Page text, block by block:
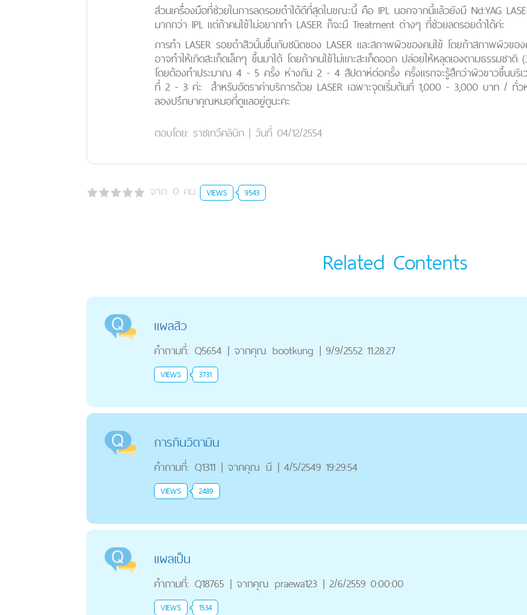
ส่วนเครื่องมือที่ช่วยในการลดรอยดำได้ดีที่สุดในขณะนี้ คือ IPL นอกจากนี้แล้วยังมี Nd:YAG
มากกว่า IPL แต่ถ้าคนไข้ไม่อยากทำ LASER ก็จะมี Treatment ต่างๆ ที่ช่วยลดรอยดำได้ค่ะ
การทำ LASER รอยดำสิวนั้นขึ้นกับชนิดของ LASER และสภาพผิวของคนไข้ โดยถ้าสภาพผิวขอ
อาจทำให้เกิดสะเก็ดเล็กๆ ขึ้นมาได้ โดยถ้าคนไข้ไม่แกะสะเก็ดออก ปล่อยให้หลุดเองตามธรรมชา
โดยต้องทำประมาณ 4 - 5 ครั้ง ห่างกัน 2 - 4 สัปดาห์ต่อครั้ง ครั้งแรกจะรู้สึกว่าผิวขาวขึ้นบริเ
ที่ 2 - 3 ค่ะ สำหรับอัตราค่าบริการด้วย LASER เฉพาะจุดเริ่มต้นที่ 1,000 - 3,000 บาท / ทั่
ลองปรึกษาคุณหมอที่ดูแลอยู่ดูนะคะ
ตอบโดย: ราชเทวีคลินิก | วันที่ 04/12/2554
จาก: 0 คน VIEWS 9543
Related Contents
แผลสิว
คำถามที่: Q5654 | จากคุณ bootkung | 9/9/2552 11:28:27
VIEWS 3731
การกินวิตามิน
คำถามที่: Q1311 | จากคุณ นี | 4/5/2549 19:29:54
VIEWS 2489
แผลเป็น
คำถามที่: Q18765 | จากคุณ praewa123 | 2/6/2559 0:00:00
VIEWS 1534